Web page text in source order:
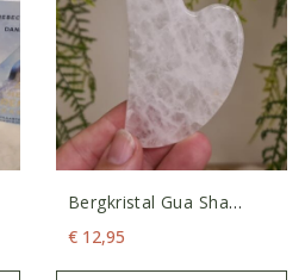
Bergkristal Gua Sha
Schraper
€ 12,95